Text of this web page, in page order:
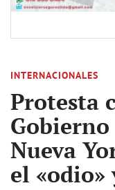
INTERNACIONALES
Protesta
Nueva
el «odio»